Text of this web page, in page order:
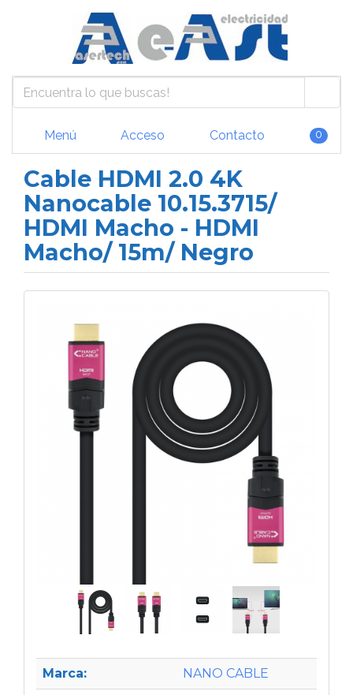
Menú Acceso Contacto 0
Cable HDMI 2.0 4K
Nanocable 10.15.3715/
HDMI Macho - HDMI
Macho/ 15m/ Negro
Marca: NANO CABLE